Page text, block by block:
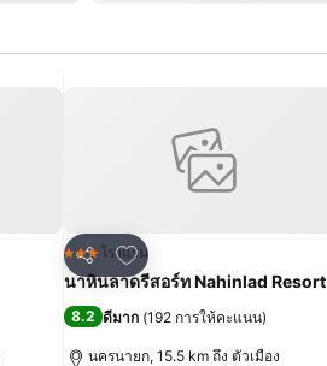
แชร์
เพิ่มในรายการโปรด
3 ดาว โรงแรม
นาหินลาดรีสอร์ท Nahinlad Resort
8.2 ดีมาก (192 การให้คะแนน)
นครนายก, 15.5 km ถึง ตัวเมือง